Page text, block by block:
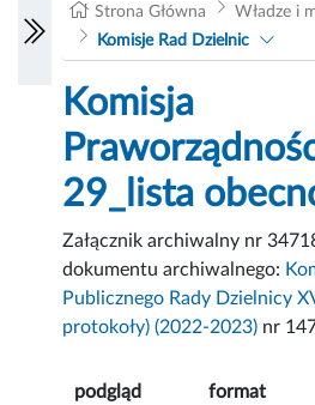
Strona Główna Władze i
Komisje Rad Dzielnic
Komisja
29_lista
Załącznik archiwalny nr
dokumentu archiwalnego:
Publicznego Rady Dzielnicy
protokoły) (2022-2023) nr
podgląd format